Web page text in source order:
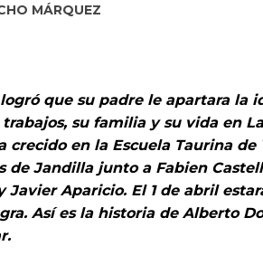
MÁRQUEZ
que su padre le apartara la
trabajos, su familia y su vida en
crecido en la Escuela Taurina de
de Jandilla junto a Fabien
Javier Aparicio. El 1 de abril
Así es la historia de Alberto